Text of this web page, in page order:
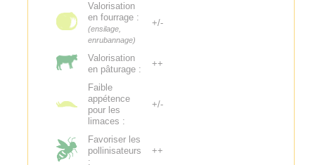
Valorisation
en fourrage :
(ensilage,
enrubannage)
+/-
Valorisation
en pâturage :
++
Faible
appétence
pour les
limaces :
+/-
Favoriser les
pollinisateurs
:
++